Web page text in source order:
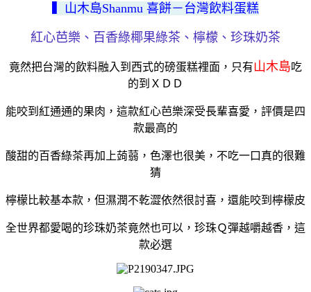
▍山木島Shanmu 喜餅－台灣飲料蛋糕
紅心芭樂、百香綠椰果綠茶、檸檬、珍珠奶茶
竟然把台灣的飲料融入到西式的磅蛋糕裡面，只有山木島吃
的到ＸＤＤ
能咬到紅通通的果肉，這款紅心芭樂深受長輩喜愛，評價是四
款最高的
酸甜的百香綠茶再加上蒟蒻，色澤也很美，不吃一口真的很難
猜
檸檬比較基本款，但濕潤不乾澀依然很討喜，還能咬到檸檬皮
全世界都愛喝的珍珠奶茶竟然也可以，珍珠Ｑ彈越嚼越香，這
款必選